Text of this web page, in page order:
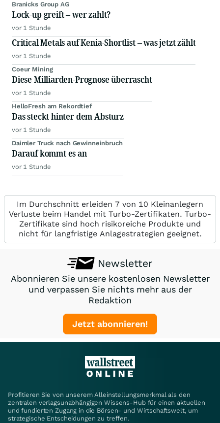
Branicks Group AG
Lock-up greift – wer zahlt?
vor 1 Stunde
Critical Metals auf Kenia-Shortlist – was jetzt zählt
vor 1 Stunde
Coeur Mining
Diese Milliarden-Prognose überrascht
vor 1 Stunde
HelloFresh am Rekordtief
Das steckt hinter dem Absturz
vor 1 Stunde
Daimler Truck nach Gewinneinbruch
Darauf kommt es an
vor 1 Stunde
Im Durchschnitt erleiden 7 von 10 Kleinanlegern
Verluste beim Handel mit Turbo-Zertifikaten. Turbo-
Zertifikate sind hoch risikoreiche Produkte und
nicht für langfristige Anlagestrategien geeignet.
Newsletter
Abonnieren Sie unsere kostenlosen Newsletter
und verpassen Sie nichts mehr aus der
Redaktion
Jetzt abonnieren!
Profitieren Sie von unserem Alleinstellungsmerkmal als den
zentralen verlagsunabhängigen Wissens-Hub für einen aktuellen
und fundierten Zugang in die Börsen- und Wirtschaftswelt, um
strategische Entscheidungen zu treffen.